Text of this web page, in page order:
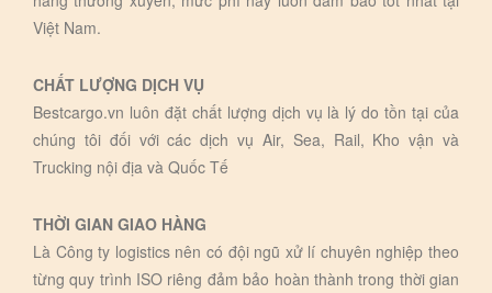
Việt Nam.
CHẤT LƯỢNG DỊCH VỤ
Bestcargo.vn luôn đặt chất lượng dịch vụ là lý do tồn tại của
chúng tôi đối với các dịch vụ Air, Sea, Rail, Kho vận và
Trucking nội địa và Quốc Tế
THỜI GIAN GIAO HÀNG
Là Công ty logistics nên có đội ngũ xử lí chuyên nghiệp theo
từng quy trình ISO riêng đảm bảo hoàn thành trong thời gian